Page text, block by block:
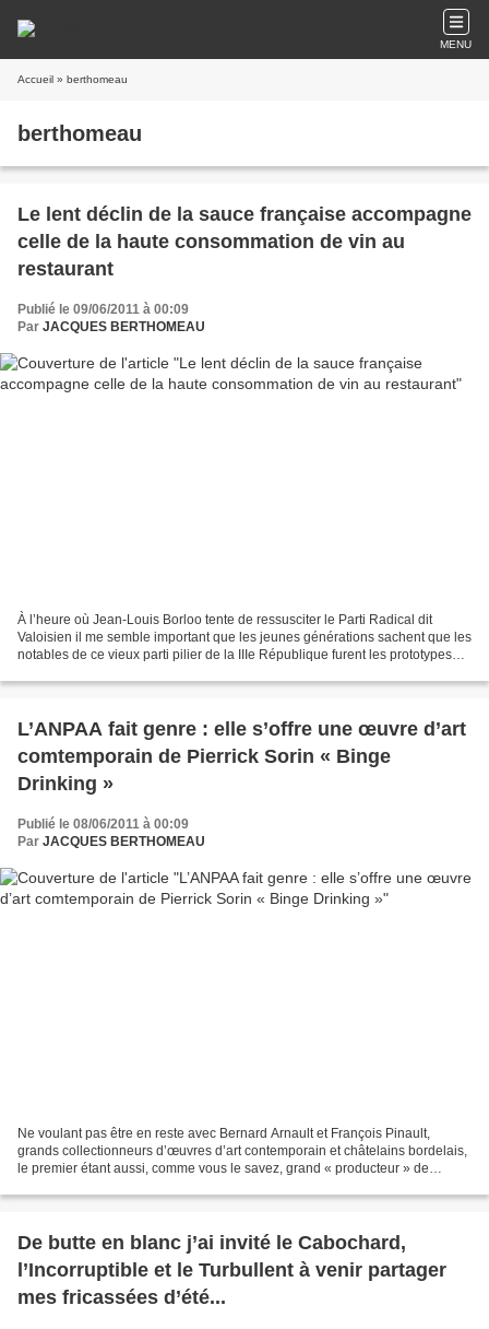
MENU
Accueil » berthomeau
berthomeau
Le lent déclin de la sauce française accompagne
celle de la haute consommation de vin au
restaurant
Publié le 09/06/2011 à 00:09
Par JACQUES BERTHOMEAU
À l’heure où Jean-Louis Borloo tente de ressusciter le Parti Radical dit
Valoisien il me semble important que les jeunes générations sachent que les
notables de ce vieux parti pilier de la IIIe République furent les prototypes
L’ANPAA fait genre : elle s’offre une œuvre d’art
comtemporain de Pierrick Sorin « Binge
Drinking »
Publié le 08/06/2011 à 00:09
Par JACQUES BERTHOMEAU
Ne voulant pas être en reste avec Bernard Arnault et François Pinault,
grands collectionneurs d’œuvres d’art contemporain et châtelains bordelais,
le premier étant aussi, comme vous le savez, grand « producteur » de
De butte en blanc j’ai invité le Cabochard,
l’Incorruptible et le Turbullent à venir partager
mes fricassées d’été...